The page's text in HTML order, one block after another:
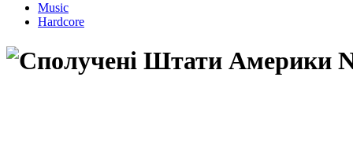
Music
Hardcore